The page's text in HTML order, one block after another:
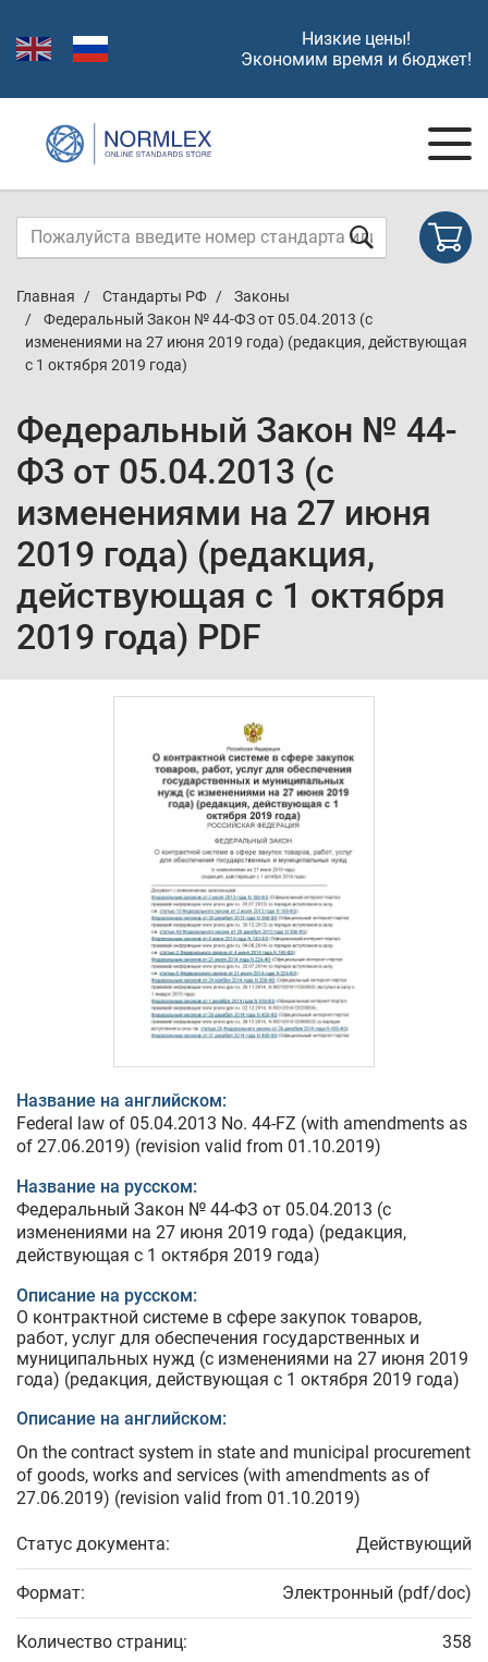
Низкие цены!
Экономим время и бюджет!
Главная Стандарты РФ
Законы
Федеральный Закон № 44-ФЗ от 05.04.2013 (с
изменениями на 27 июня 2019 года) (редакция, действующая
с 1 октября 2019 года)
Федеральный Закон № 44-
ФЗ от 05.04.2013 (с
изменениями на 27 июня
2019 года) (редакция,
действующая с 1 октября
2019 года) PDF
Название на английском:
Federal law of 05.04.2013 No. 44-FZ (with amendments as
of 27.06.2019) (revision valid from 01.10.2019)
Название на русском:
Федеральный Закон № 44-ФЗ от 05.04.2013 (с
изменениями на 27 июня 2019 года) (редакция,
действующая с 1 октября 2019 года)
Описание на русском:
О контрактной системе в сфере закупок товаров,
работ, услуг для обеспечения государственных и
муниципальных нужд (с изменениями на 27 июня 2019
года) (редакция, действующая с 1 октября 2019 года)
Описание на английском:
On the contract system in state and municipal procurement
of goods, works and services (with amendments as of
27.06.2019) (revision valid from 01.10.2019)
Статус документа: Действующий
Формат: Электронный (pdf/doc)
Количество страниц: 358